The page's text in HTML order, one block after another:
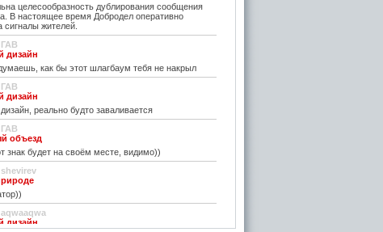
целесообразность дублирования сообщения
В настоящее время Добродел оперативно
сигналы жителей.
ГАВ
дизайн
как бы этот шлагбаум тебя не накрыл
ГАВ
дизайн
реально будто заваливается
ГАВ
объезд
знак будет на своём месте, видимо))
shevirev
aqwaaqwa
дизайн